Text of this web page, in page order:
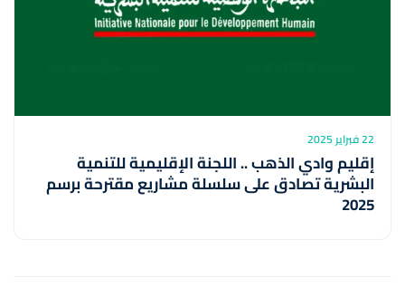
22 فبراير 2025
إقليم وادي الذهب .. اللجنة الإقليمية للتنمية
البشرية تصادق على سلسلة مشاريع مقترحة برسم
2025